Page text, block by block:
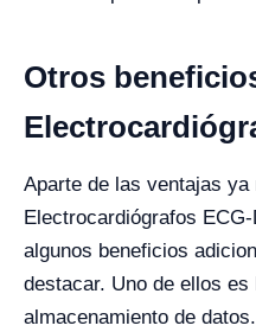
Otros
Aparte de las ventajas ya
Electrocardiógrafos
algunos beneficios
destacar. Uno de ellos es
almacenamiento de